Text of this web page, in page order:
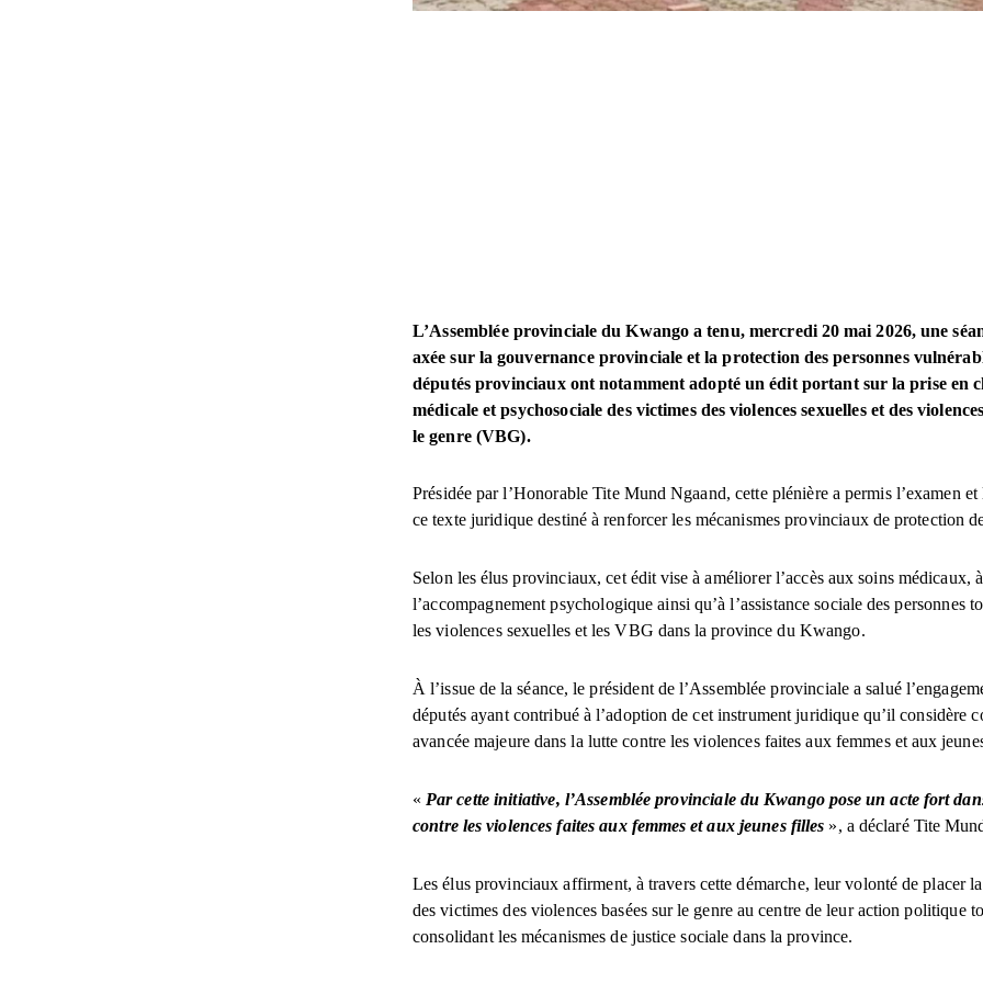
L’Assemblée provinciale du Kwango a tenu, mercredi 20 mai 2026, une
axée sur la gouvernance provinciale et la protection des personnes
députés provinciaux ont notamment adopté un édit portant sur la prise en
médicale et psychosociale des victimes des violences sexuelles et des
le genre (VBG).
Présidée par l’Honorable Tite Mund Ngaand, cette plénière a permis l’examen et
ce texte juridique destiné à renforcer les mécanismes provinciaux de protection
Selon les élus provinciaux, cet édit vise à améliorer l’accès aux soins médicaux, à
l’accompagnement psychologique ainsi qu’à l’assistance sociale des personnes
les violences sexuelles et les VBG dans la province du Kwango.
À l’issue de la séance, le président de l’Assemblée provinciale a salué
députés ayant contribué à l’adoption de cet instrument juridique qu’il considère
avancée majeure dans la lutte contre les violences faites aux femmes et aux
« Par cette initiative, l’Assemblée provinciale du Kwango pose un acte fort
contre les violences faites aux femmes et aux jeunes filles », a déclaré Tite
Les élus provinciaux affirment, à travers cette démarche, leur volonté de placer
des victimes des violences basées sur le genre au centre de leur action politique
consolidant les mécanismes de justice sociale dans la province.